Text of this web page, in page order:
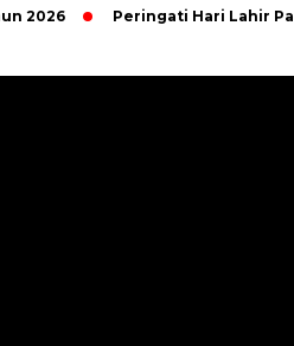
Peringati Hari Lahir Pancasila,